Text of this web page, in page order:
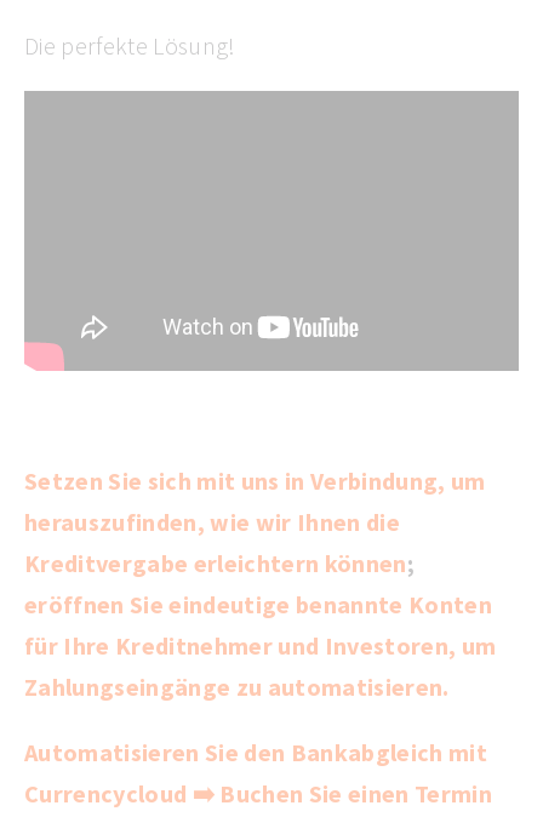
Die perfekte Lösung!
Setzen Sie sich mit uns in Verbindung, um
herauszufinden,wie wir Ihnen die
Kreditvergabe erleichtern können;
eröffnen Sie eindeutige benannte Konten
für Ihre Kreditnehmer und Investoren, um
Zahlungseingänge zu automatisieren.
Automatisieren Sie den Bankabgleich mit
Currencycloud ➡️ Buchen Sie einen Termin